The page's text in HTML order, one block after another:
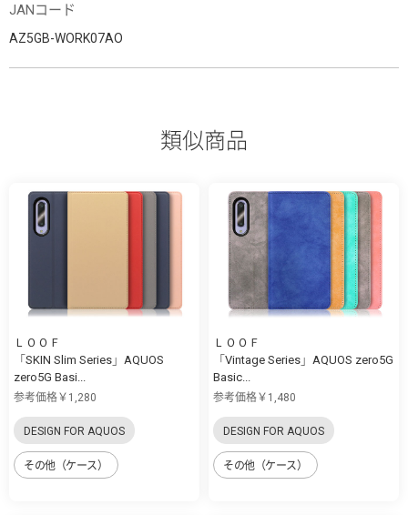
JANコード
AZ5GB-WORK07AO
類似商品
ＬＯＯＦ
「SKIN Slim Series」AQUOS
zero5G Basi...
参考価格￥1,280
DESIGN FOR AQUOS
その他（ケース）
ＬＯＯＦ
「Vintage Series」AQUOS zero5G
Basic...
参考価格￥1,480
DESIGN FOR AQUOS
その他（ケース）